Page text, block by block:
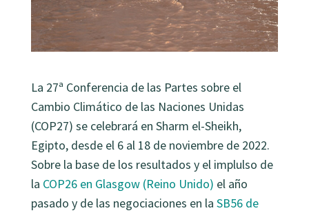
La 27ª Conferencia de las Partes sobre el
Cambio Climático de las Naciones Unidas
(COP27) se celebrará en Sharm el-Sheikh,
Egipto, desde el 6 al 18 de noviembre de 2022.
Sobre la base de los resultados y el implulso de
la COP26 en Glasgow (Reino Unido) el año
pasado y de las negociaciones en la SB56 de